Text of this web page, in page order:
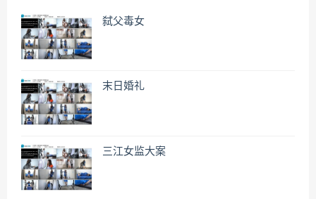
弑父毒女
末日婚礼
三江女监大案